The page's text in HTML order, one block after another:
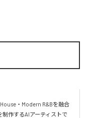
・Modern R&Bを融合
作するAIアーティストで